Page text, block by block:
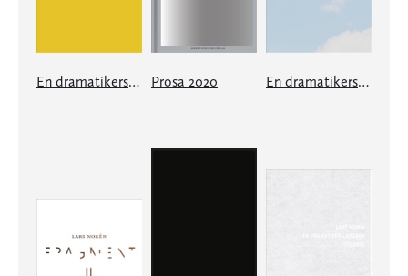
En dramatikers dagbok 20192020 Prosa 2020 En dramatikers dagbok 20152019